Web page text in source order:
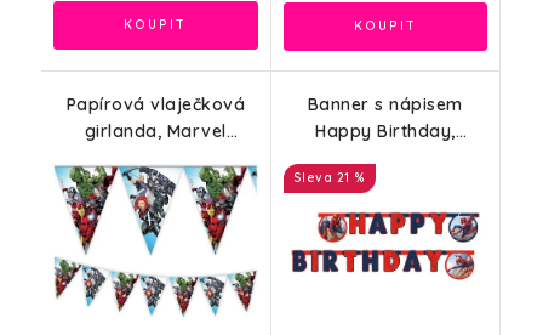
Papírová vlaječková
girlanda, Marvel
Banner s nápisem
Happy Birthday,
21 %